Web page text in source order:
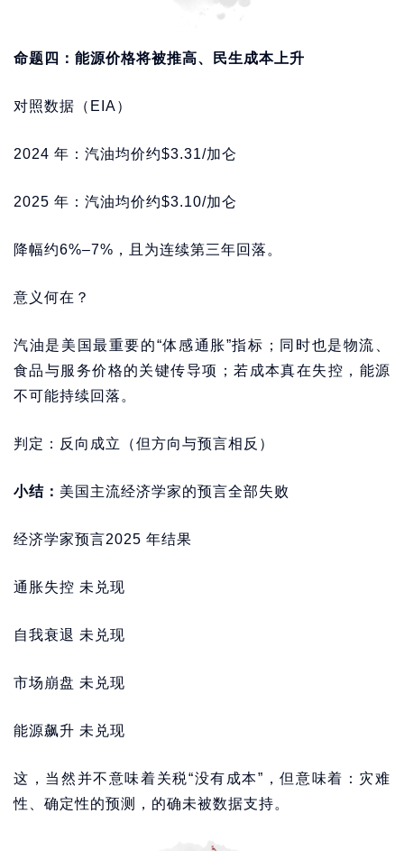
命题四：能源价格将被推高、民生成本上升
对照数据（EIA）
2024 年：汽油均价约$3.31/加仑
2025 年：汽油均价约$3.10/加仑
降幅约6%–7%，且为连续第三年回落。
意义何在？
汽油是美国最重要的“体感通胀”指标；同时也是物流、
食品与服务价格的关键传导项；若成本真在失控，能源
不可能持续回落。
判定：反向成立（但方向与预言相反）
小结： 美国主流经济学家的预言全部失败
经济学家预言2025 年结果
通胀失控 未兑现
自我衰退 未兑现
市场崩盘 未兑现
能源飙升 未兑现
这，当然并不意味着关税“没有成本”，但意味着：灾难
性、确定性的预测，的确未被数据支持。